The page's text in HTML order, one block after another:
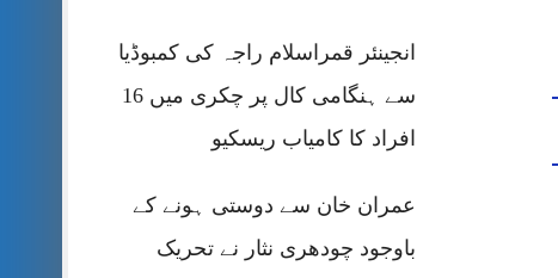
انجینئر قمراسلام راجہ کی کمبوڈیا
سے ہنگامی کال پر چکری میں 16
افراد کا کامیاب ریسکیو
عمران خان سے دوستی ہونے کے
باوجود چودھری نثار نے تحریک